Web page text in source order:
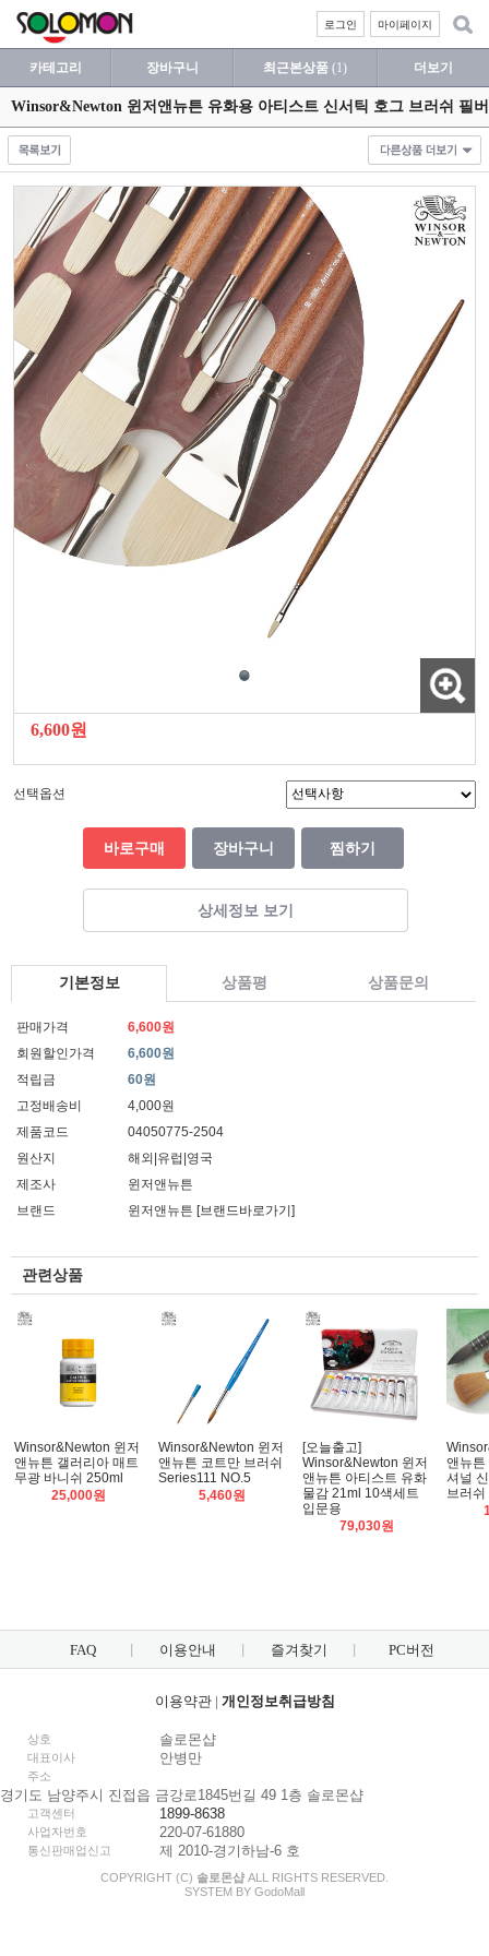
마이페이지
로그인
카테고리 장바구니 최근본상품 (1) 더보기
Winsor&Newton 윈저앤뉴튼 유화용 아티스트 신서틱 호그 브러쉬 필버
6,600원
선택옵션
바로구매 장바구니 찜하기
상세정보 보기
기본정보 상품평 상품문의
판매가격
6,600원
회원할인가격
6,600원
적립금
60원
고정배송비
4,000원
제품코드
04050775-2504
원산지
해외|유럽|영국
제조사
윈저앤뉴튼
브랜드
윈저앤뉴튼 [브랜드바로가기]
관련상품
Winsor&Newton 윈저
앤뉴튼 갤러리아 매트
무광 바니쉬 250ml
25,000원
Winsor&Newton 윈저
앤뉴튼 코트만 브러쉬
Series111 NO.5
5,460원
[오늘출고]
Winsor&Newton 윈저
앤뉴튼 아티스트 유화
물감 21ml 10색세트
입문용
79,030원
앤뉴튼
셔널
브러
FAQ 이용안내 즐겨찾기 PC버전
이용약관| 개인정보취급방침
상호 솔로몬샵
대표이사 안병만
주소
경기도 남양주시 진접읍 금강로1845번길 49 1층 솔로몬샵
고객센터 1899-8638
사업자번호 220-07-61880
통신판매업신고 제 2010-경기하남-6 호
COPYRIGHT (C) 솔로몬샵 ALL RIGHTS RESERVED.
SYSTEM BY GodoMall